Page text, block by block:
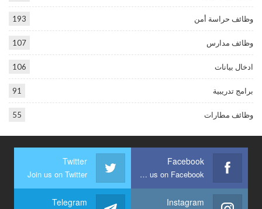
وظائف حراسة أمن 193
وظائف مدارس 107
ادخال بيانات 106
برامج تدريبية 91
وظائف مطارات 55
Facebook
Join us on Facebook
Twitter
Join us on Twitter
Instagram
Telegram